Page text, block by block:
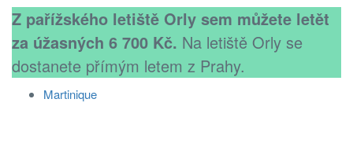
Z pařížského letiště Orly sem můžete letět
za úžasných 6 700 Kč. Na letiště Orly se
dostanete přímým letem z Prahy.
Martinique